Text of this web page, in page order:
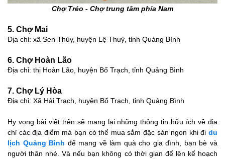
Chợ Tréo - Chợ trung tâm phía Nam
5. Chợ Mai
Địa chỉ: xã Sen Thủy, huyện Lệ Thuỷ, tỉnh Quảng Bình
6. Chợ Hoàn Lão
Địa chỉ: thị Hoàn Lão, huyện Bố Trạch, tỉnh Quảng Bình
7. Chợ Lý Hòa
Địa chỉ: Xã Hải Trạch, huyện Bố Trạch, tỉnh Quảng Bình
Hy vọng bài viết trên sẽ mang lại những thông tin hữu ích về địa
chỉ các địa điểm mà bạn có thể mua sắm đặc sản ngon khi đi du
lịch Quảng Bình để mang về làm quà cho gia đình, bạn bè và
người thân nhé.Và nếu bạn không có thời gian để lên kế hoạch